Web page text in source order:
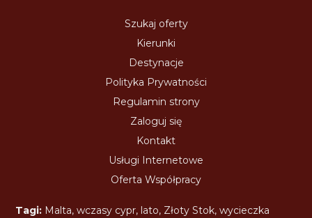
Szukaj oferty
Kierunki
Destynacje
Polityka Prywatności
Regulamin strony
Zaloguj się
Kontakt
Usługi Internetowe
Oferta Współpracy
Tagi: Malta,wczasy cypr, lato, Złoty Stok,wycieczka